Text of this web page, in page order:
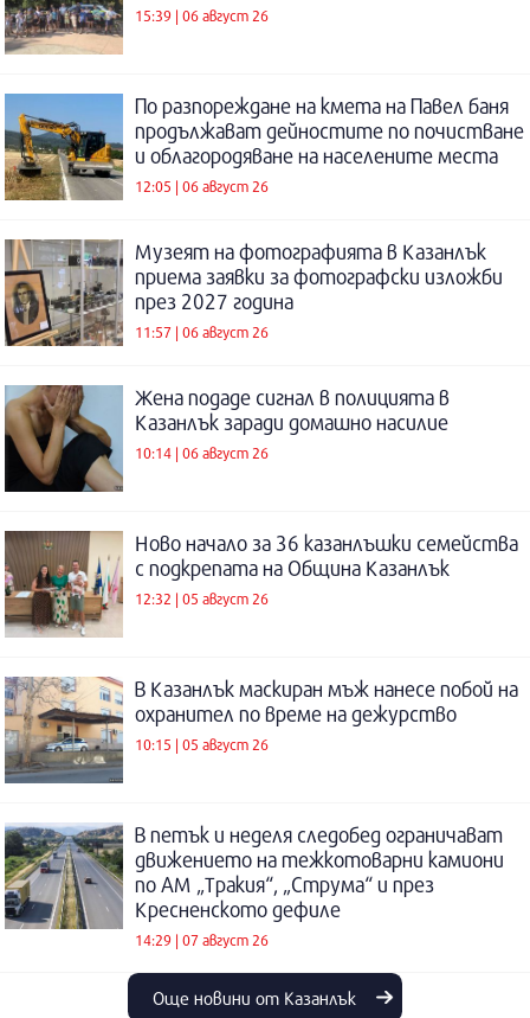
15:39 | 06 август 26
По разпореждане на кмета на Павел баня
продължават дейностите по почистване
и облагородяване на населените места
12:05 | 06 август 26
Музеят на фотографията в Казанлък
приема заявки за фотографски изложби
през 2027 година
11:57 | 06 август 26
Жена подаде сигнал в полицията в
Казанлък заради домашно насилие
10:14 | 06 август 26
Ново начало за 36 казанлъшки семейства
с подкрепата на Община Казанлък
12:32 | 05 август 26
В Казанлък маскиран мъж нанесе побой на
охранител по време на дежурство
10:15 | 05 август 26
В петък и неделя следобед ограничават
движението на тежкотоварни камиони
по АМ „Тракия“, „Струма“ и през
Кресненското дефиле
14:29 | 07 август 26
Още новини от Казанлък